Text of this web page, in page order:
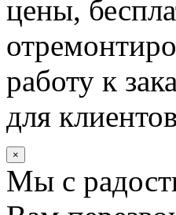
цены,
работу к
для
×
Мы с